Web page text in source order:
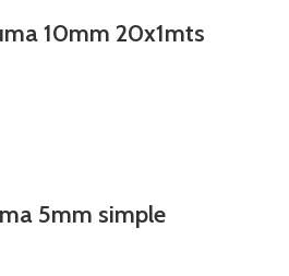
10mm 20x1mts
5mm simple